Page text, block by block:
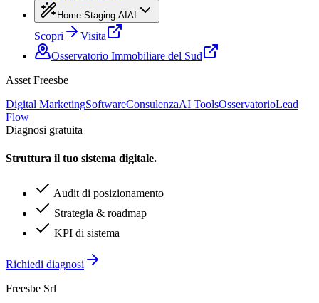
Home Staging AI AI
Scopri
Visita
Osservatorio Immobiliare del Sud
Asset Freesbe
Digital MarketingSoftwareConsulenzaAI ToolsOsservatorioLead
Flow
Diagnosi gratuita
Struttura il tuo sistema digitale.
Audit di posizionamento
Strategia & roadmap
KPI di sistema
Richiedi diagnosi
Freesbe Srl